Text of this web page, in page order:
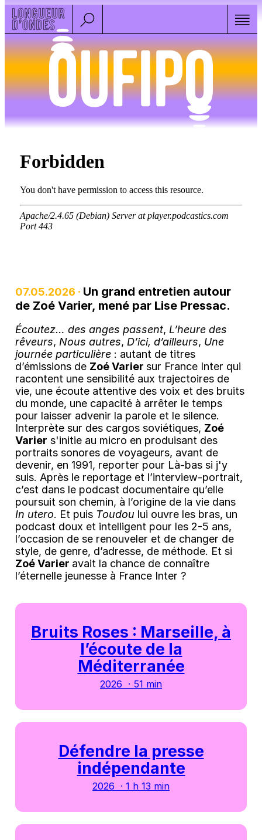
07.05.2026 · Un grand entretien autour
de Zoé Varier, mené par Lise Pressac.
Écoutez… des anges passent, L’heure des
rêveurs, Nous autres, D’ici, d’ailleurs, Une
journée particulière : autant de titres
d’émissions de Zoé Varier sur France Inter qui
racontent une sensibilité aux trajectoires de
vie, une écoute attentive des voix et des bruits
du monde, une capacité à arrêter le temps
pour laisser advenir la parole et le silence.
Interprète sur des cargos soviétiques, Zoé
Varier s'initie au micro en produisant des
portraits sonores de voyageurs, avant de
devenir, en 1991, reporter pour Là-bas si j'y
suis. Après le reportage et l’interview-portrait,
c’est dans le podcast documentaire qu’elle
poursuit son chemin, à l’origine de la vie dans
In utero. Et puis Toudou lui ouvre les bras, un
podcast doux et intelligent pour les 2-5 ans,
l’occasion de se renouveler et de changer de
style, de genre, d’adresse, de méthode. Et si
Zoé Varier avait la chance de connaître
l’éternelle jeunesse à France Inter ?
Bruits Roses : Marseille, à
l’écoute de la
Méditerranée
2026 · 51 min
Défendre la presse
indépendante
2026 · 1 h 13 min